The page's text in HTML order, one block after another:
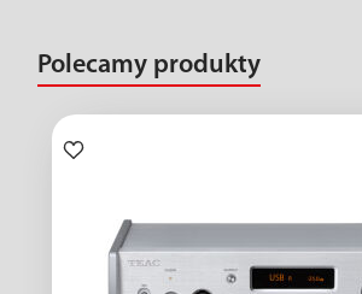
Polecamy produkty